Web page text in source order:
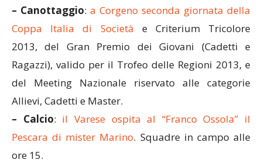
– Canottaggio: a Corgeno seconda giornata della
Coppa Italia di Società e Criterium Tricolore
2013, del Gran Premio dei Giovani (Cadetti e
Ragazzi), valido per il Trofeo delle Regioni 2013, e
del Meeting Nazionale riservato alle categorie
Allievi, Cadetti e Master.
– Calcio: il Varese ospita al “Franco Ossola” il
Pescara di mister Marino. Squadre in campo alle
ore 15.